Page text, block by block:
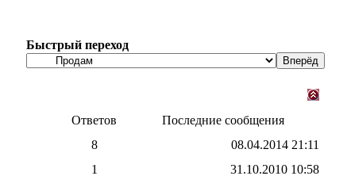
Быстрый переход
Ответов
Последние сообщения
8 08.04.2014 21:11
1 31.10.2010 10:58